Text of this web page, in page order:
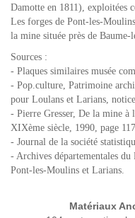
Damotte en 1811), exploitées
Les forges de Pont-les-
la mine située près de Baume-
Sources :
- Plaques similaires musée
- Pop.culture, Patrimoine
pour Loulans et Larians,
- Pierre Gresser, De la mine à
XIXème siècle, 1990, page
- Journal de la société
- Archives départementales
Pont-les-Moulins et Larians.
Matériaux